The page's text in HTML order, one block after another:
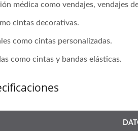
médica como vendajes, vendajes
cintas decorativas.
como cintas personalizadas.
como cintas y bandas elásticas.